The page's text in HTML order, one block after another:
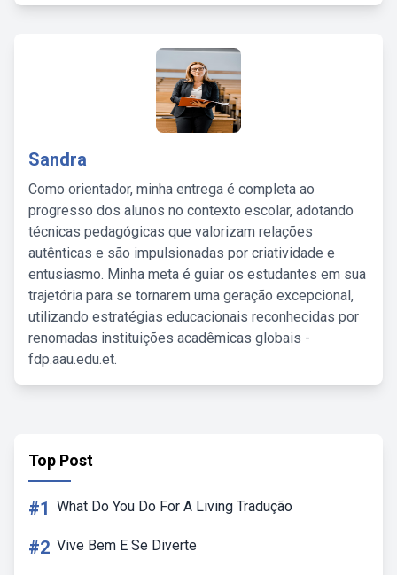
Sandra
Como orientador, minha entrega é completa ao
progresso dos alunos no contexto escolar, adotando
técnicas pedagógicas que valorizam relações
autênticas e são impulsionadas por criatividade e
entusiasmo. Minha meta é guiar os estudantes em sua
trajetória para se tornarem uma geração excepcional,
utilizando estratégias educacionais reconhecidas por
renomadas instituições acadêmicas globais -
fdp.aau.edu.et.
Top Post
#1 What Do You Do For A Living Tradução
#2 Vive Bem E Se Diverte